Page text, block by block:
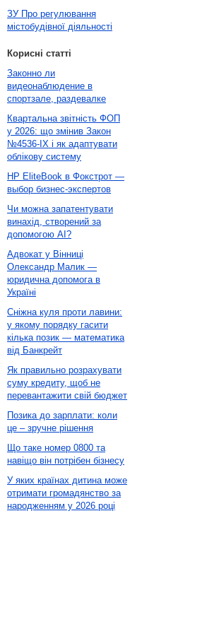
ЗУ Про регулювання
містобудівної діяльності
Корисні статті
Законно ли
видеонаблюдение в
спортзале, раздевалке
Квартальна звітність ФОП
у 2026: що змінив Закон
№4536-IX і як адаптувати
облікову систему
HP EliteBook в Фокстрот —
выбор бизнес-экспертов
Чи можна запатентувати
винахід, створений за
допомогою AI?
Адвокат у Вінниці
Олександр Малик —
юридична допомога в
Україні
Сніжна куля проти лавини:
у якому порядку гасити
кілька позик — математика
від Банкрейт
Як правильно розрахувати
суму кредиту, щоб не
перевантажити свій бюджет
Позика до зарплати: коли
це – зручне рішення
Що таке номер 0800 та
навіщо він потрібен бізнесу
У яких країнах дитина може
отримати громадянство за
народженням у 2026 році